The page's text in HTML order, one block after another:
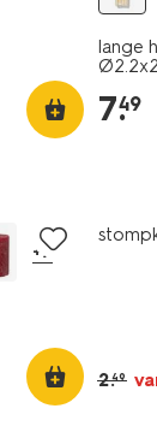
lange
7.
49
+7
2.49